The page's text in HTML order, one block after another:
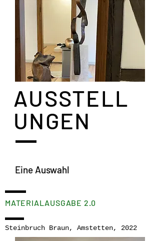
AUSSTELL
UNGEN
Eine Auswahl
MATERIALAUSGABE 2.0
Steinbruch Braun, Amstetten, 2022